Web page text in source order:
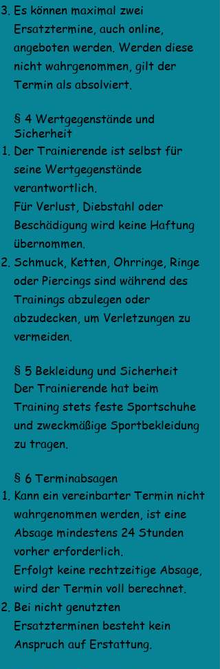
Es können maximal zwei
Ersatztermine, auch online,
angeboten werden. Werden diese
nicht wahrgenommen, gilt der
Termin als absolviert.
§ 4 Wertgegenstände und
Sicherheit
Der Trainierende ist selbst für
seine Wertgegenstände
verantwortlich.
Für Verlust, Diebstahl oder
Beschädigung wird keine Haftung
übernommen.
Schmuck, Ketten, Ohrringe, Ringe
oder Piercings sind während des
Trainings abzulegen oder
abzudecken, um Verletzungen zu
vermeiden.
§ 5 Bekleidung und Sicherheit
Der Trainierende hat beim
Training stets feste Sportschuhe
und zweckmäßige Sportbekleidung
zu tragen.
§ 6 Terminabsagen
Kann ein vereinbarter Termin nicht
wahrgenommen werden, ist eine
Absage mindestens 24 Stunden
vorher erforderlich.
Erfolgt keine rechtzeitige Absage,
wird der Termin voll berechnet.
Bei nicht genutzten
Ersatzterminen besteht kein
Anspruch auf Erstattung.